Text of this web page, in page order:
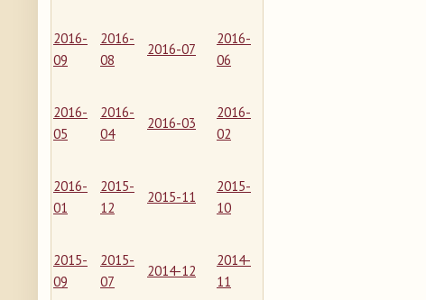
2016-
09
2016-
08
2016-07
2016-
06
2016-
05
2016-
04
2016-03
2016-
02
2016-
01
2015-
12
2015-11
2015-
10
2015-
09
2015-
07
2014-12
2014-
11